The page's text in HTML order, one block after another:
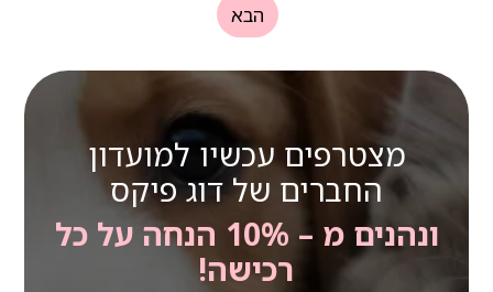
הבא
מצטרפים עכשיו למועדון
החברים של דוג פיקס
ונהנים מ – 10% הנחה על כל
רכישה!